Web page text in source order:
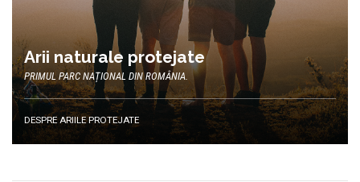
Arii naturale protejate
PRIMUL PARC NAȚIONAL DIN ROMÂNIA.
DESPRE ARIILE PROTEJATE